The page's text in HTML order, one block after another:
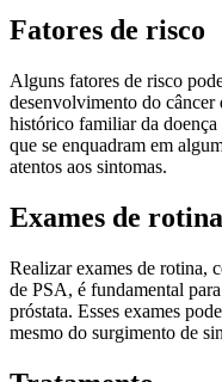
Fatores de risco
Alguns fatores de risco
desenvolvimento do câncer
histórico familiar da doença
que se enquadram em
atentos aos sintomas.
Exames de rotina
Realizar exames de rotina,
de PSA, é fundamental
próstata. Esses exames
mesmo do surgimento de